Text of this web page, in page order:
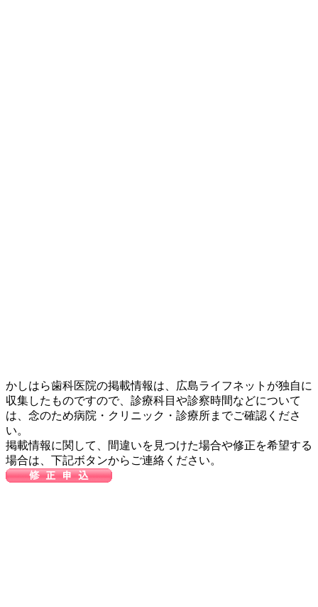
かしはら歯科医院の掲載情報は、広島ライフネットが独自に
収集したものですので、診療科目や診察時間などについて
は、念のため病院・クリニック・診療所までご確認くださ
い。
掲載情報に関して、間違いを見つけた場合や修正を希望する
場合は、下記ボタンからご連絡ください。